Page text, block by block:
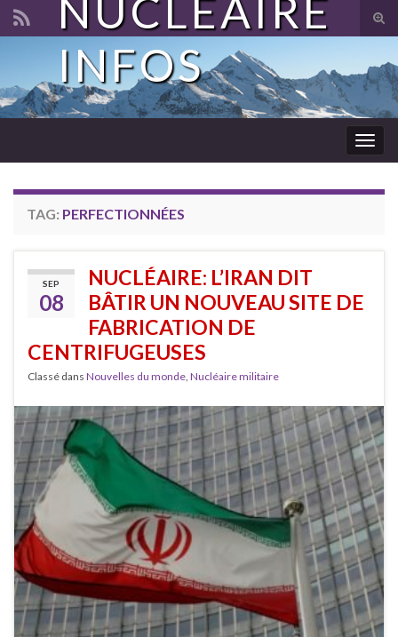
Search for:
NUCLÉAIRE
INFOS
TAG: PERFECTIONNÉES
SEP
08
NUCLÉAIRE: L’IRAN DIT
BÂTIR UN NOUVEAU SITE DE
FABRICATION DE
CENTRIFUGEUSES
Classé dans Nouvelles du monde, Nucléaire militaire